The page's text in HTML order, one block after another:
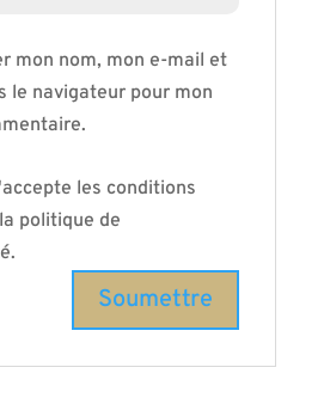
mon nom, mon e-mail et
le navigateur pour mon
les conditions
politique de